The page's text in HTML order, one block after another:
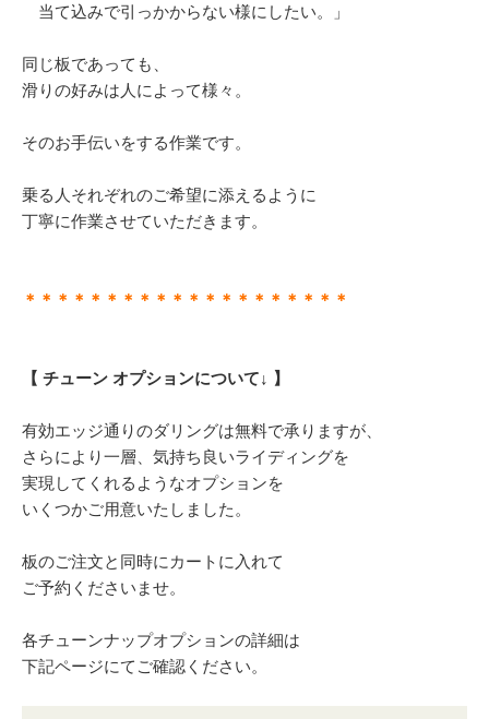
当て込みで引っかからない様にしたい。」
同じ板であっても、
滑りの好みは人によって様々。
そのお手伝いをする作業です。
乗る人それぞれのご希望に添えるように
丁寧に作業させていただきます。
＊＊＊＊＊＊＊＊＊＊＊＊＊＊＊＊＊＊＊＊
【 チューン オプションについて↓ 】
有効エッジ通りのダリングは無料で承りますが、
さらにより一層、気持ち良いライディングを
実現してくれるようなオプションを
いくつかご用意いたしました。
板のご注文と同時にカートに入れて
ご予約くださいませ。
各チューンナップオプションの詳細は
下記ページにてご確認ください。